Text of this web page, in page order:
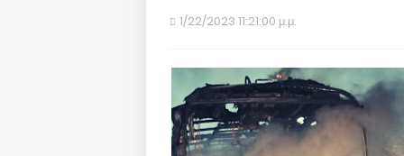
1/22/2023 11:21:00 μ.μ.